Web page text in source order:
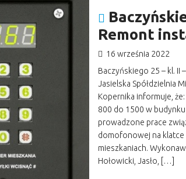
Remont
16 września 2022
Baczyńskiego 25 – kl.
Jasielska Spółdzielnia
Kopernika informuje,
800 do 1500 w
prowadzone prace
domofonowej na
mieszkaniach.
Hołowicki, Jasło, […]